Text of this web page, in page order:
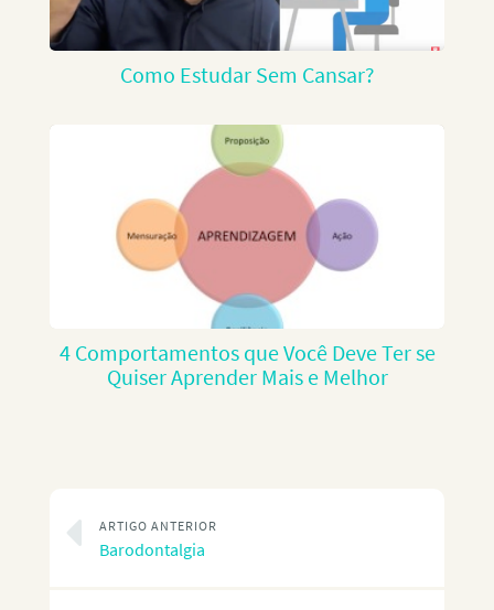
Como Estudar Sem Cansar?
4 Comportamentos que Você Deve Ter se
Quiser Aprender Mais e Melhor
ARTIGO ANTERIOR
Barodontalgia